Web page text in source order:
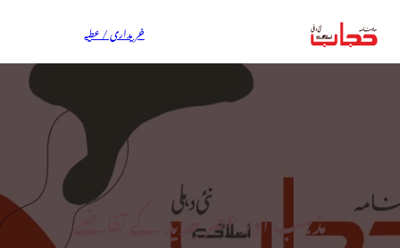
خریداری / عطیہ
مذہب اور عصر جدید کے تقاضے